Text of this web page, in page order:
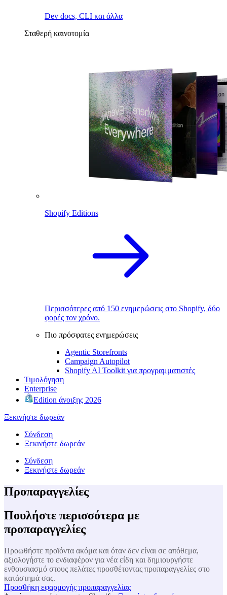
Dev docs, CLI και άλλα
Σταθερή καινοτομία
Shopify Editions
Περισσότερες από 150 ενημερώσεις στο Shopify, δύο
φορές τον χρόνο.
Πιο πρόσφατες ενημερώσεις
Agentic Storefronts
Campaign Autopilot
Shopify AI Toolkit για προγραμματιστές
Τιμολόγηση
Enterprise
Edition άνοιξης 2026
Ξεκινήστε δωρεάν
Σύνδεση
Ξεκινήστε δωρεάν
Σύνδεση
Ξεκινήστε δωρεάν
Προπαραγγελίες
Πουλήστε περισσότερα με
προπαραγγελίες
Προωθήστε προϊόντα ακόμα και όταν δεν είναι σε απόθεμα,
αξιολογήστε το ενδιαφέρον για νέα είδη και δημιουργήστε
ενθουσιασμό στους πελάτες προσθέτοντας προπαραγγελίες στο
κατάστημά σας.
Προσθήκη εφαρμογής προπαραγγελίας